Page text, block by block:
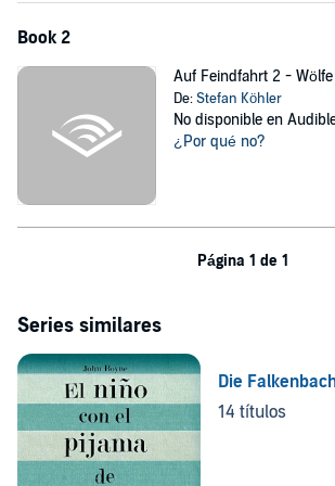
kehrten viele von ihnen nicht von ihren
zurück.
Welches Schicksal erwartet U 139?
Finden Sie es heraus, indem Sie auf "Jetzt
Book 2
Auf Feindfahrt 2 -
De:Stefan Köhler
No disponible en
¿Por qué no?
Página 1 de 1
Series similares
Die
14 títulos